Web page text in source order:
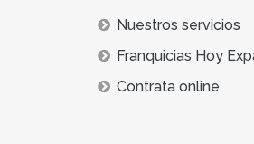
Nuestros servicios
Franquicias Hoy
Contrata online